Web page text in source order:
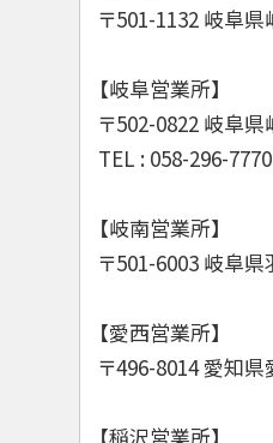
〒501-1132 岐阜
【岐阜営業所】
〒502-0822 岐阜
TEL : 058-296-
【岐南営業所】
〒501-6003 岐阜
【愛西営業所】
〒496-8014 愛知
【稲沢営業所】